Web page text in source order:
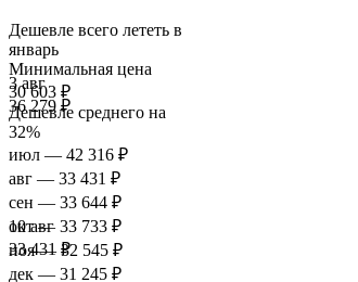
3 авг
36 279 ₽
10 авг
33 431 ₽
Дешевле всего лететь в
январь
Минимальная цена
30 603 ₽
Дешевле среднего на
32%
июл — 42 316 ₽
авг — 33 431 ₽
сен — 33 644 ₽
окт — 33 733 ₽
ноя — 32 545 ₽
дек — 31 245 ₽